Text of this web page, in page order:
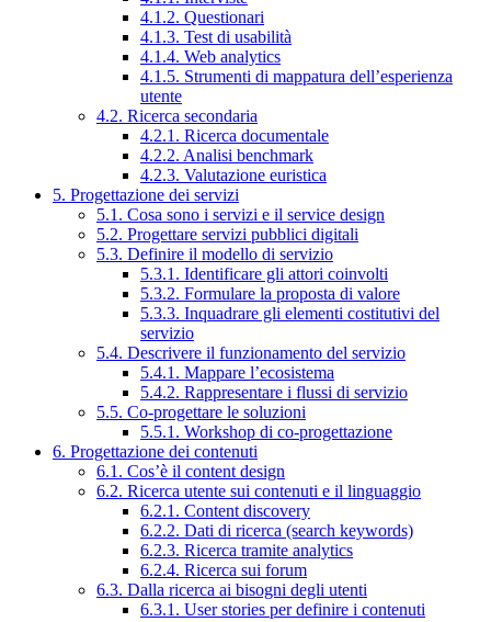
4.1.2. Questionari
4.1.3. Test di usabilità
4.1.4. Web analytics
4.1.5. Strumenti di mappatura dell’esperienza
utente
4.2. Ricerca secondaria
4.2.1. Ricerca documentale
4.2.2. Analisi benchmark
4.2.3. Valutazione euristica
5. Progettazione dei servizi
5.1. Cosa sono i servizi e il service design
5.2. Progettare servizi pubblici digitali
5.3. Definire il modello di servizio
5.3.1. Identificare gli attori coinvolti
5.3.2. Formulare la proposta di valore
5.3.3. Inquadrare gli elementi costitutivi del
servizio
5.4. Descrivere il funzionamento del servizio
5.4.1. Mappare l’ecosistema
5.4.2. Rappresentare i flussi di servizio
5.5. Co-progettare le soluzioni
5.5.1. Workshop di co-progettazione
6. Progettazione dei contenuti
6.1. Cos’è il content design
6.2. Ricerca utente sui contenuti e il linguaggio
6.2.1. Content discovery
6.2.2. Dati di ricerca (search keywords)
6.2.3. Ricerca tramite analytics
6.2.4. Ricerca sui forum
6.3. Dalla ricerca ai bisogni degli utenti
6.3.1. User stories per definire i contenuti